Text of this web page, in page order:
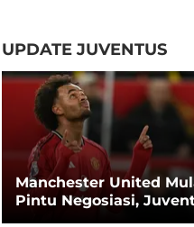
UPDATE JUVENTUS
Manchester United
Pintu Negosiasi,